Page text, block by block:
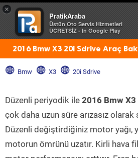
×
PratikAraba
Üstün Oto Servis Hizmetleri
ÜCRETSİZ - In Google Play
2016 Bmw X3 20i Sdrive Araç
Bmw X3 20i Sdrive
Düzenli periyodik ile 2016 Bmw
çok daha uzun süre arızasız
Düzenli değiştirdiğiniz motor yağı,
motorun ömrünü uzatır. Kirli hava